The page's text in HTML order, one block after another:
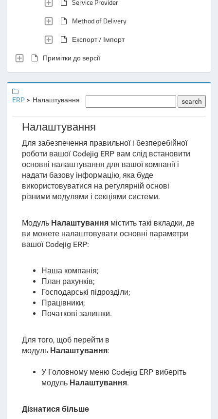
Service Provider
Method of Delivery
Експорт / Імпорт
Примітки до версії
ERP Налаштування search
Налаштування
Для забезпечення правильної і безперебійної
роботи вашої Codejig ERP вам слід встановити
основні налаштування для вашої компанії і
надати базову інформацію, яка буде
використовуватися на регулярній основі
різними модулями і секціями системи.
Модуль Налаштуваннямістить такі вкладки, де
ви можете налаштовувати основні параметри
вашої Codejig ERP:
Наша компанія;
План рахунків;
Господарські підрозділи;
Працівники;
Початкові залишки.
Для того, щоб перейти в
модуль Налаштування:
У Головному меню Codejig ERP виберіть
модуль Налаштування.
Дізнатися більше